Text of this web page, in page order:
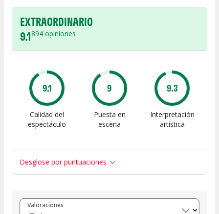
EXTRAORDINARIO
9.1894 opiniones
9.1
Calidad del
espectáculo
9
Puesta en
escena
9.3
Interpretación
artística
Desglose por puntuaciones
Entre 8 y 10 (770)
Valoraciones